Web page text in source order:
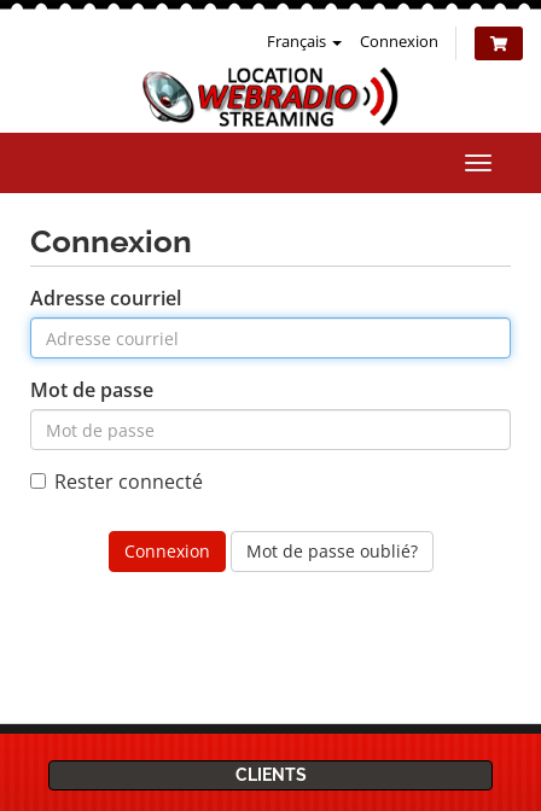
Français Connexion
la
Connexion
Adresse courriel
Mot de passe
Rester connecté
Mot de passe oublié?
CLIENTS